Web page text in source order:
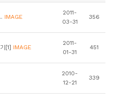
IMAGE
2011-
03-31
356
[1] IMAGE
2011-
01-31
451
2010-
12-21
339